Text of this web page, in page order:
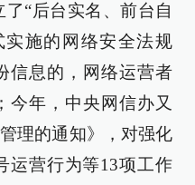
“后台实名、前台自
实施的网络安全法规
信息的，网络运营者
今年，中央网信办又
理的通知》，对强化
运营行为等13项工作